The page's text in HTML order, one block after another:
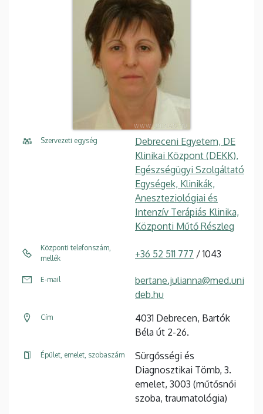
Szervezeti egység
Debreceni Egyetem, DE
Klinikai Központ (DEKK),
Egészségügyi Szolgáltató
Egységek, Klinikák,
Aneszteziológiai és
Intenzív Terápiás Klinika,
Központi Műtő Részleg
Központi telefonszám,
mellék
+36 52 511 777 / 1043
E-mail
bertane.julianna@med.uni
deb.hu
Cím
4031 Debrecen, Bartók
Béla út 2-26.
Épület, emelet, szobaszám
Sürgősségi és
Diagnosztikai Tömb, 3.
emelet, 3003 (műtősnői
szoba, traumatológia)